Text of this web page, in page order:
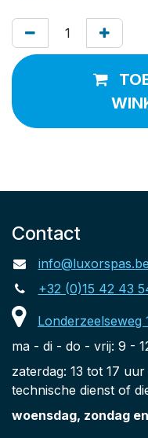
Contact
info@luxorspas.be
+32 (0)15 42 43
Londerzeelseweg
ma - di - do - vrij: 9 -
zaterdag: 13 tot 17
technische dienst of
woensdag, zondag